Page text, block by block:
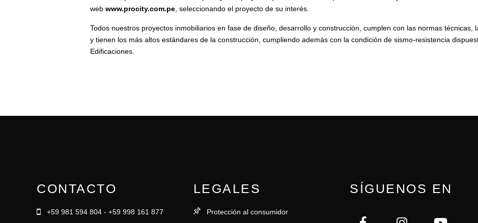
web www.procity.com.pe , seleccionando el proyecto de su interés.
Todos nuestros proyectos inmobiliarios en fase de diseño, desarrollo y construcción, cumplen con las normas técnicas,
y tienen los más altos estándares de la construcción, cumpliendo además con la condición de sismo-resistencia
Edificaciones.
CONTACTO
+59 981 594 804 - +59 998 161 877
LEGALES
Protección al consumidor
SÍGUENOS EN